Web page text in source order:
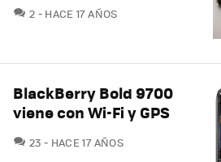
2 COMENTARIOS
HACE 17 AÑOS
BlackBerry Bold 9700
viene con Wi-Fi y GPS
23 COMENTARIOS
HACE 17 AÑOS